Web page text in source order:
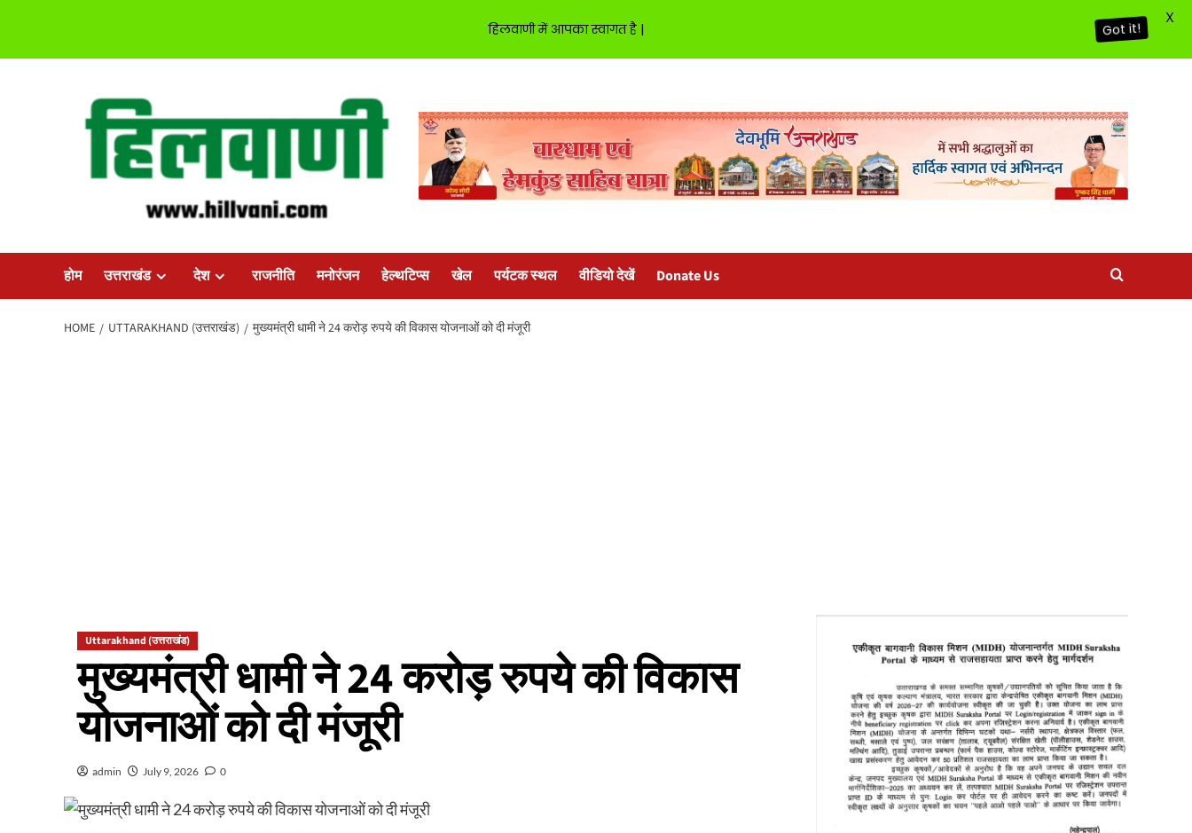
होम उत्तराखंड देश राजनीति मनोरंजन हेल्थटिप्स खेल पर्यटक स्थल वीडियो देखें Donate Us
HOME UTTARAKHAND (उत्तराखंड) मुख्यमंत्री धामी ने 24 करोड़ रुपये की विकास योजनाओं को दी मंजूरी
Uttarakhand (उत्तराखंड)
मुख्यमंत्री धामी ने 24 करोड़ रुपये की विकास
योजनाओं को दी मंजूरी
admin July 9, 2026 0
हिलवाणी में आपका स्वागत है | Got it!
X